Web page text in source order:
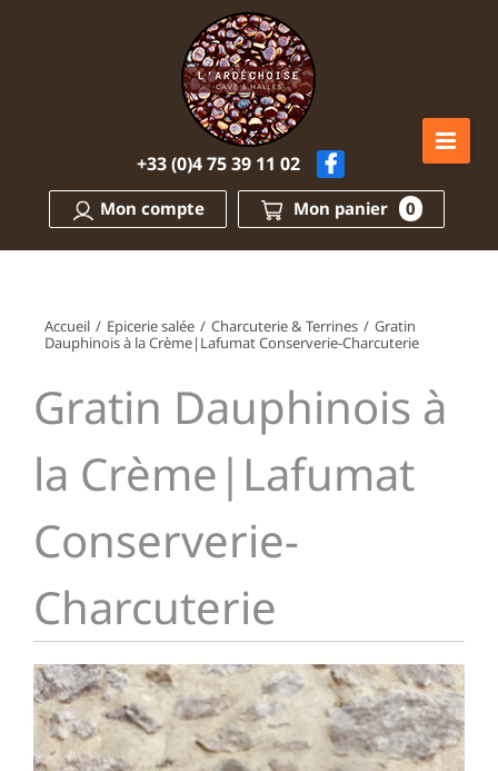
+33 (0)4 75 39 11 02
Mon compte Mon panier 0
Accueil / Epicerie salée / Charcuterie & Terrines / Gratin
Dauphinois à la Crème|Lafumat Conserverie-Charcuterie
Gratin Dauphinois à
la Crème|Lafumat
Conserverie-
Charcuterie